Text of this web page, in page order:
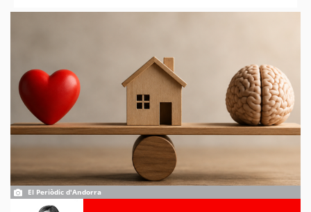
El Periòdic d'Andorra